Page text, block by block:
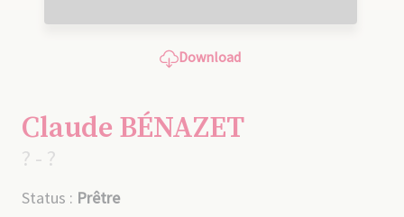
Download
Claude BÉNAZET
? - ?
Status : Prêtre